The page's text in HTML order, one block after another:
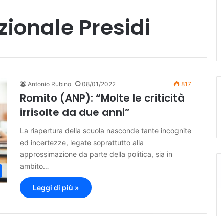
Presidi
Antonio Rubino 08/01/2022 817
Romito (ANP): “Molte le criticità
irrisolte da due anni”
La riapertura della scuola nasconde tante incognite
ed incertezze, legate soprattutto alla
approssimazione da parte della politica, sia in
ambito…
Leggi di più »